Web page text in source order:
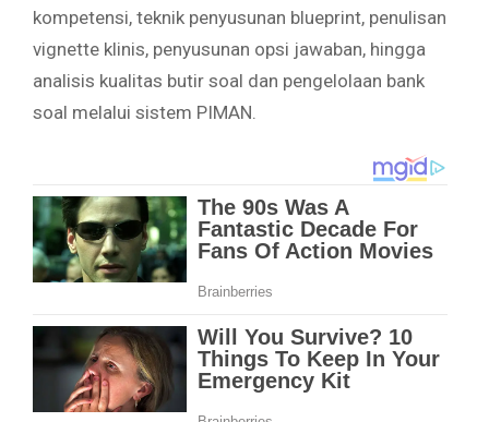
kompetensi, teknik penyusunan blueprint, penulisan
vignette klinis, penyusunan opsi jawaban, hingga
analisis kualitas butir soal dan pengelolaan bank
soal melalui sistem PIMAN.